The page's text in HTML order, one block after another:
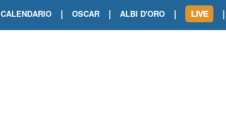
CALENDARIO | OSCAR | ALBI D'ORO | |